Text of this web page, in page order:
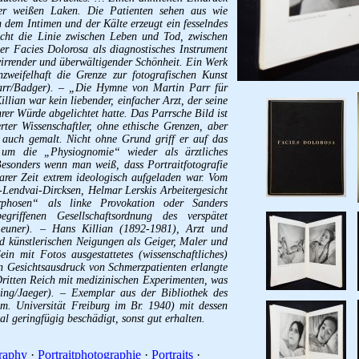
weißen Laken. Die Patienten sehen aus wie
Intimen und der Kälte erzeugt ein fesselndes
die Linie zwischen Leben und Tod, zwischen
Facies Dolorosa als diagnostisches Instrument
und überwältigender Schönheit. Ein Werk
die Grenze zur fotografischen Kunst
Badger). – „Die Hymne von Martin Parr für
war kein liebender, einfacher Arzt, der seine
Würde abgelichtet hatte. Das Parrsche Bild ist
Wissenschaftler, ohne ethische Grenzen, aber
gemalt. Nicht ohne Grund griff er auf das
die „Physiognomie“ wieder als ärztliches
wenn man weiß, dass Portraitfotografie
Zeit extrem ideologisch aufgeladen war. Vom
Dircksen, Helmar Lerskis Arbeitergesicht
als linke Provokation oder Sanders
Gesellschaftsordnung des verspätet
– Hans Killian (1892-1981), Arzt und
künstlerischen Neigungen als Geiger, Maler und
mit Fotos ausgestattetes (wissenschaftliches)
von Schmerzpatienten erlangte
Reich mit medizinischen Experimenten, was
Jaeger). – Exemplar aus der Bibliothek des
Universität Freiburg im Br. 1940) mit dessen
geringfügig beschädigt, sonst gut erhalten.
· Portraitphotographie · Portraits ·